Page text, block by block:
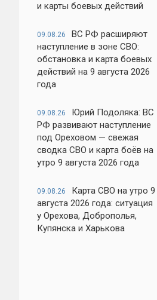
и карты боевых действий
09.08.26
ВС РФ расширяют
наступление в зоне СВО:
обстановка и карта боевых
действий на 9 августа 2026
года
09.08.26
Юрий Подоляка: ВС
РФ развивают наступление
под Ореховом — свежая
сводка СВО и карта боёв на
утро 9 августа 2026 года
09.08.26
Карта СВО на утро 9
августа 2026 года: ситуация
у Орехова, Доброполья,
Купянска и Харькова